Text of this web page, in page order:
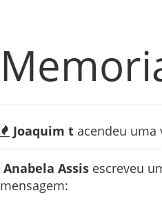
Joaquim t acendeu uma
Anabela Assis escreveu
mensagem: